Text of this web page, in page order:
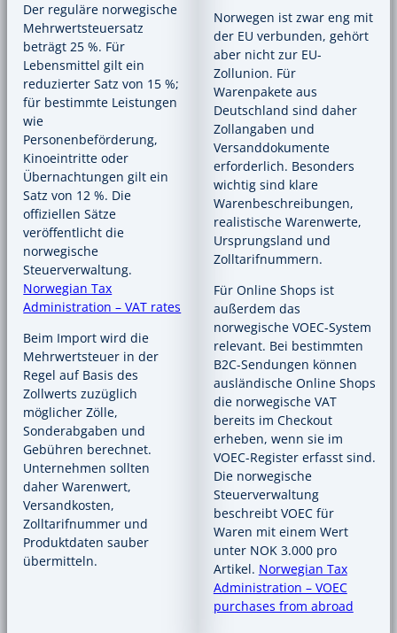
Der reguläre norwegische
Mehrwertsteuersatz
beträgt 25 %. Für
Lebensmittel gilt ein
reduzierter Satz von 15 %;
für bestimmte Leistungen
wie
Personenbeförderung,
Kinoeintritte oder
Übernachtungen gilt ein
Satz von 12 %. Die
offiziellen Sätze
veröffentlicht die
norwegische
Steuerverwaltung.
Norwegian Tax
Administration – VAT rates
Beim Import wird die
Mehrwertsteuer in der
Regel auf Basis des
Zollwerts zuzüglich
möglicher Zölle,
Sonderabgaben und
Gebühren berechnet.
Unternehmen sollten
daher Warenwert,
Versandkosten,
Zolltarifnummer und
Produktdaten sauber
übermitteln.
Norwegen ist zwar eng mit
der EU verbunden, gehört
aber nicht zur EU-
Zollunion. Für
Warenpakete aus
Deutschland sind daher
Zollangaben und
Versanddokumente
erforderlich. Besonders
wichtig sind klare
Warenbeschreibungen,
realistische Warenwerte,
Ursprungsland und
Zolltarifnummern.
Für Online Shops ist
außerdem das
norwegische VOEC-System
relevant. Bei bestimmten
B2C-Sendungen können
ausländische Online Shops
die norwegische VAT
bereits im Checkout
erheben, wenn sie im
VOEC-Register erfasst sind.
Die norwegische
Steuerverwaltung
beschreibt VOEC für
Waren mit einem Wert
unter NOK 3.000 pro
Artikel. Norwegian Tax
Administration – VOEC
purchases from abroad